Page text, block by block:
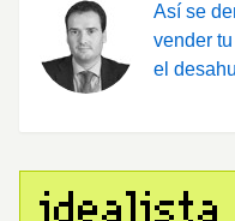
Así se
vender
el